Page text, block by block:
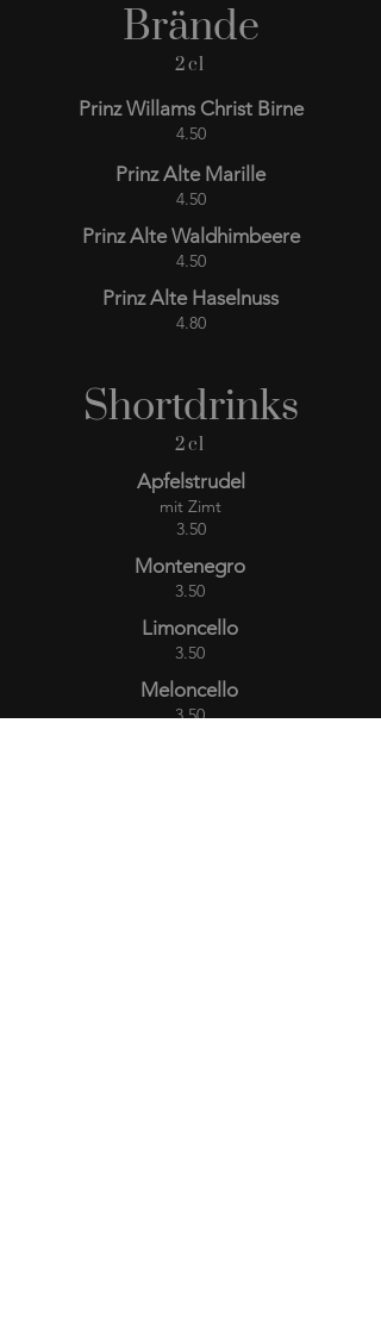
Brände
2cl
Prinz Willams Christ Birne
4.50
Prinz Alte Marille
4.50
Prinz Alte Waldhimbeere
4.50
Prinz Alte Haselnuss
4.80
Shortdrinks
2cl
Apfelstrudel
mit Zimt
3.50
Montenegro
3.50
Limoncello
3.50
Meloncello
3.50